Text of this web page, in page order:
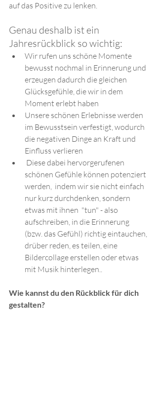
auf das Positive zu lenken.
Genau deshalb ist ein
Jahresrückblick so wichtig:
Wir rufen uns schöne Momente
bewusst nochmal in Erinnerung und
erzeugen dadurch die gleichen
Glücksgefühle, die wir in dem
Moment erlebt haben
Unsere schönen Erlebnisse werden
im Bewusstsein verfestigt, wodurch
die negativen Dinge an Kraft und
Einfluss verlieren
schönen Gefühle können potenziert
werden,  indem wir sie nicht einfach
nur kurz durchdenken, sondern
etwas mit ihnen  "tun" - also
aufschreiben, in die Erinnerung
(bzw. das Gefühl) richtig eintauchen,
drüber reden, es teilen, eine
Bildercollage erstellen oder etwas
mit Musik hinterlegen..
Wie kannst du den Rückblick für dich
gestalten?